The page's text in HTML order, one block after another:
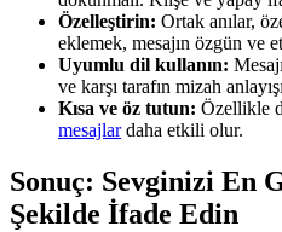
Özelleştirin: Ortak anılar,
eklemek, mesajın özgün ve
Uyumlu dil kullanın:
ve karşı tarafın mizah
Kısa ve öz tutun: Özellikle
mesajlardaha etkili olur.
Sonuç: Sevginizi En
Şekilde İfade Edin